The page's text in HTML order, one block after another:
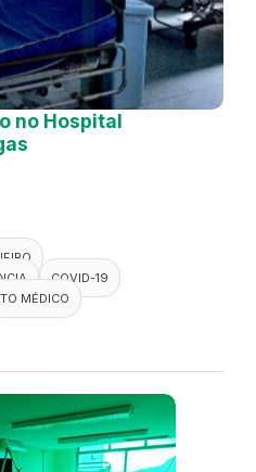
no Hospital
COVID-19
MÉDICO